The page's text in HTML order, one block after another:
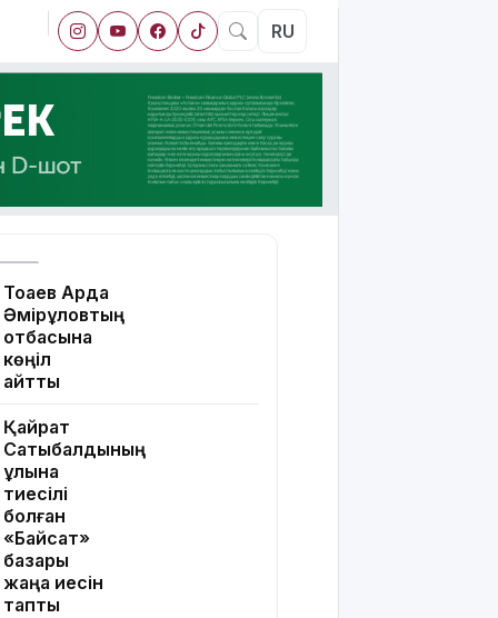
RU
Тоқаев Ардақ
Әмірқұловтың
отбасына
көңіл
айтты
Қайрат
Сатыбалдының
ұлына
тиесілі
болған
«Байсат»
базары
жаңа иесін
тапты